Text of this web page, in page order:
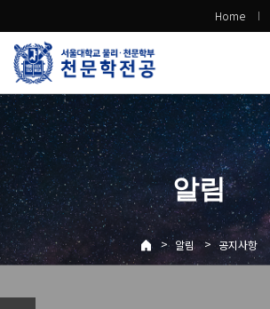
로
메
뉴
Home
알림
> 알림 > 공지사항